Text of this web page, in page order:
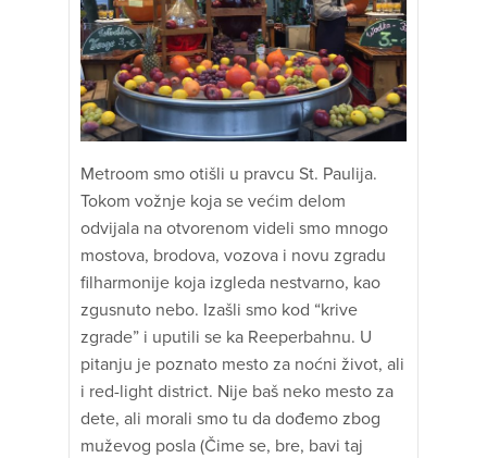
Metroom smo otišli u pravcu St. Paulija.
Tokom vožnje koja se većim delom
odvijala na otvorenom videli smo mnogo
mostova, brodova, vozova i novu zgradu
filharmonije koja izgleda nestvarno, kao
zgusnuto nebo. Izašli smo kod “krive
zgrade” i uputili se ka Reeperbahnu. U
pitanju je poznato mesto za noćni život, ali
i red-light district. Nije baš neko mesto za
dete, ali morali smo tu da dođemo zbog
muževog posla (Čime se, bre, bavi taj